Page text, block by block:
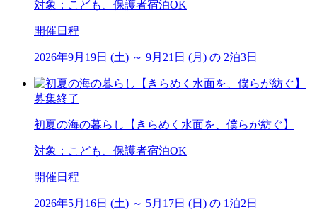
対象：こども、保護者宿泊OK
開催日程
2026年9月19日 (土) ～ 9月21日 (月) の 2泊3日
募集終了
初夏の海の暮らし【きらめく水面を、僕らが紡ぐ】
対象：こども、保護者宿泊OK
開催日程
2026年5月16日 (土) ～ 5月17日 (日) の 1泊2日